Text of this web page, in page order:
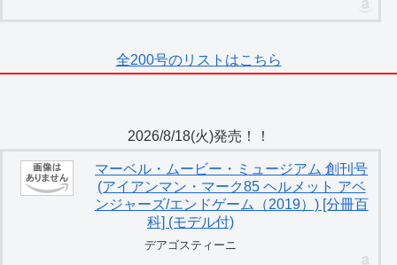
全200号のリストはこちら
2026/8/18(火)発売！！
マーベル・ムービー・ミュージアム 創刊号
(アイアンマン・マーク85 ヘルメット アベ
ンジャーズ/エンドゲーム（2019）) [分冊百
科] (モデル付)
デアゴスティーニ